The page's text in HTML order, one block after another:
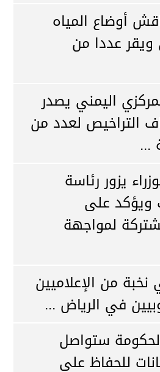
أوضاع المياه
عددا من
اليمني يصدر
التراخيص لعدد من
...
يزور رئاسة
ويؤكد على
لمواجهة
من الإعلاميين
في الرياض ...
ستواصل
للحفاظ على